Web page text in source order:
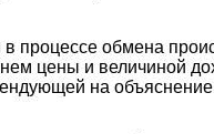
процессе обмена
цены и величиной
на